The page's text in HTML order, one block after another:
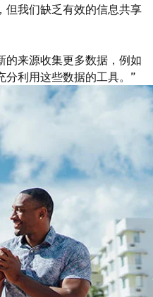
但我们缺乏有效的信息共享
的来源收集更多数据，例如
分利用这些数据的工具。”